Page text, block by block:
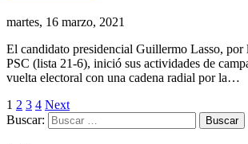
martes, 16 marzo, 2021
El candidato presidencial Guillermo Lasso,
PSC (lista 21-6), inició sus actividades de
vuelta electoral con una cadena radial por la…
1 2 3 4 Next
Buscar: